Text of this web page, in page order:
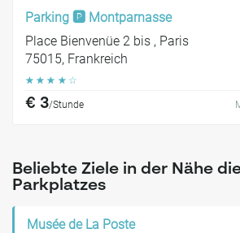
Parking 🅿️ Montparnasse
Place Bienvenüe 2 bis , Paris
75015, Frankreich
☆ ☆ ☆ ☆ ☆
€ 3/Stunde
Beliebte Ziele in der Nähe
Parkplatzes
Musée de La Poste